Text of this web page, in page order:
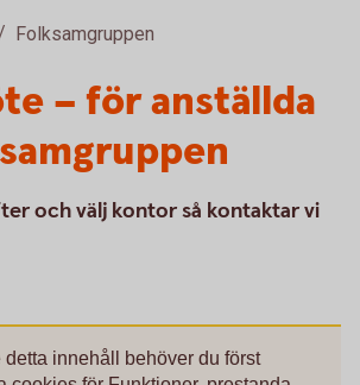
Folksamgruppen
– för anställda
och välj kontor så kontaktar vi
detta innehåll behöver du först